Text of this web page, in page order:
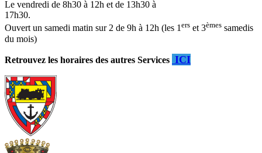
Le vendredi de 8h30 à 12h et de 13h30 à
17h30.
Ouvert un samedi matin sur 2 de 9h à 12h (les 1ers et 3èmes samedis
du mois)
Retrouvez les horaires des autres Services ICI